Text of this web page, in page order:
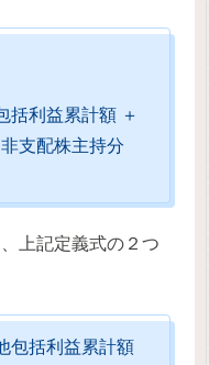
括利益累計額 ＋
支配株主持分
上記定義式の２つ
包括利益累計額